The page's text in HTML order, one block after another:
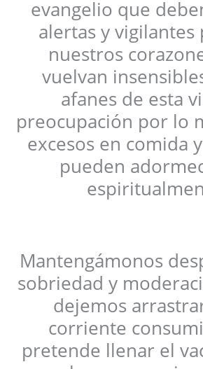
evangelio que
alertas y vigilantes
nuestros
vuelvan
afanes de esta
preocupación por lo
excesos en comida
pueden
Mantengámonos
sobriedad y
dejemos
corriente
pretende llenar el